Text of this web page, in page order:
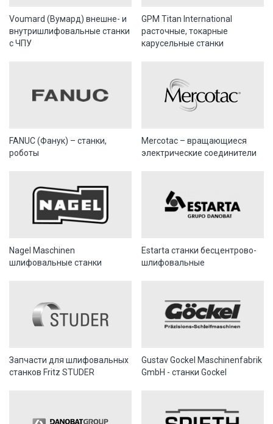
Voumard (Вумард) внешне- и
внутришлифовальные станки
с ЧПУ
GPM Titan International
расточные, токарные
карусельные станки
FANUC (Фанук) – станки,
роботы
Mercotac – вращающиеся
электрические соединители
Nagel Maschinen
шлифовальные станки
Estarta станки бесцентрово-
шлифовальные
Запчасти для шлифовальных
станков Fritz STUDER
Gustav Gockel Maschinenfabrik
GmbH - станки Gockel